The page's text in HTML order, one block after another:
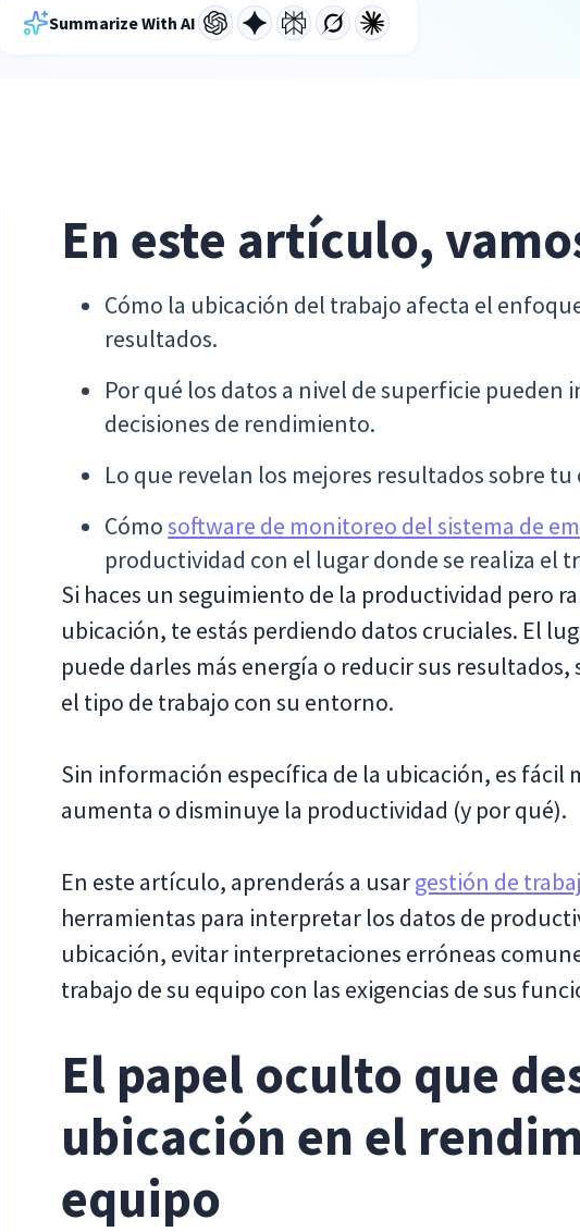
Summarize With AI
En este artículo,
Cómo la ubicación del trabajo afecta el
resultados.
Por qué los datos a nivel de superficie pueden
decisiones de rendimiento.
Lo que revelan los mejores resultados sobre
Cómosoftware de monitoreo del sistema de
productividad con el lugar donde se realiza el
Si haces un seguimiento de la productividad pero
ubicación, te estás perdiendo datos cruciales. El
puede darles más energía o reducir sus
el tipo de trabajo con su entorno.
Sin información específica de la ubicación, es
aumenta o disminuye la productividad (y por qué).
En este artículo, aprenderás a usargestión de
herramientas para interpretar los datos de
ubicación, evitar interpretaciones erróneas
trabajo de su equipo con las exigencias de sus
El papel oculto que
ubicación en el
equipo